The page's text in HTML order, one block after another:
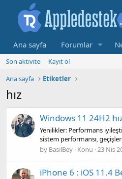
Ana sayfa Forumlar
Son aktivite
Kayıt ol
Ana sayfa
Etiketler
hız
Windows 11 24H2
Yenilikler: Performans
sistem performansı, geçişler
by BasilBey Konu 23 Nis
iPhone 6 : iOS 11.4